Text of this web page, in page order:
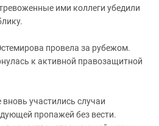
ими коллеги убедили
провела за рубежом.
к активной правозащитной
участились случаи
пропажей без вести.